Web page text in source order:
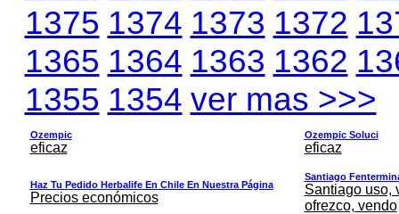
1375 1374 1373 1372
1365 1364 1363 1362
1355 1354 ver mas >>>
Ozempic
eficaz
Ozempic Soluci
eficaz
Haz Tu Pedido Herbalife En Chile En Nuestra Página
Precios económicos
Santiago
Santiago uso,
ofrezco, vendo